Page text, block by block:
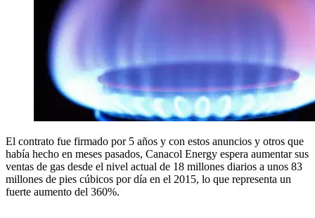
El contrato fue firmado por 5 años y con estos anuncios y otros que
había hecho en meses pasados, Canacol Energy espera aumentar sus
ventas de gas desde el nivel actual de 18 millones diarios a unos 83
millones de pies cúbicos por día en el 2015, lo que representa un
fuerte aumento del 360%.